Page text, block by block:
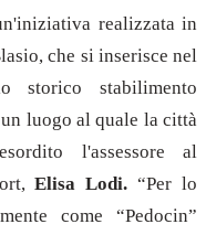
realizzata in
che si inserisce nel
storico stabilimento
luogo al quale la città
l'assessore al
Elisa Lodi.“Per lo
come “Pedocin”